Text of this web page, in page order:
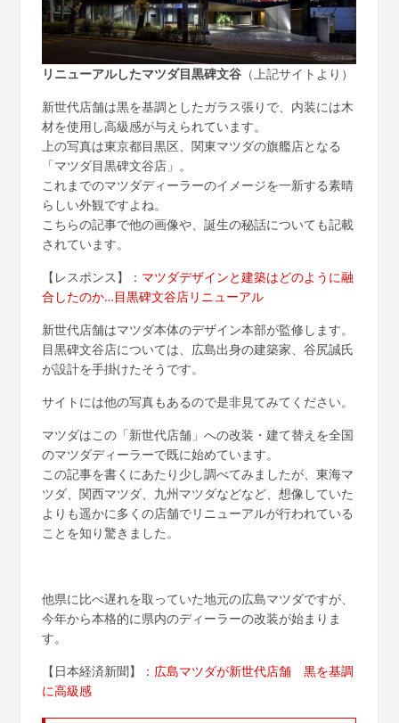
リニューアルしたマツダ目黒碑文谷（上記サイトより）
新世代店舗は黒を基調としたガラス張りで、内装には木
材を使用し高級感が与えられています。
上の写真は東京都目黒区、関東マツダの旗艦店となる
「マツダ目黒碑文谷店」。
これまでのマツダディーラーのイメージを一新する素晴
らしい外観ですよね。
こちらの記事で他の画像や、誕生の秘話についても記載
されています。
【レスポンス】： マツダデザインと建築はどのように融
合したのか…目黒碑文谷店リニューアル
新世代店舗はマツダ本体のデザイン本部が監修します。
目黒碑文谷店については、広島出身の建築家、谷尻誠氏
が設計を手掛けたそうです。
サイトには他の写真もあるので是非見てみてください。
マツダはこの「新世代店舗」への改装・建て替えを全国
のマツダディーラーで既に始めています。
この記事を書くにあたり少し調べてみましたが、東海マ
ツダ、関西マツダ、九州マツダなどなど、想像していた
よりも遥かに多くの店舗でリニューアルが行われている
ことを知り驚きました。
他県に比べ遅れを取っていた地元の広島マツダですが、
今年から本格的に県内のディーラーの改装が始まりま
す。
【日本経済新聞】： 広島マツダが新世代店舗 黒を基調
に高級感